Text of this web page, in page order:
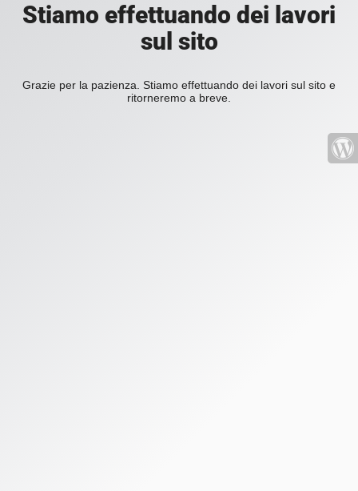
Stiamo effettuando dei lavori
sul sito
Grazie per la pazienza. Stiamo effettuando dei lavori sul sito e
ritorneremo a breve.